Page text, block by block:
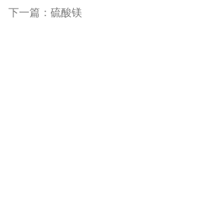
下一篇：硫酸镁